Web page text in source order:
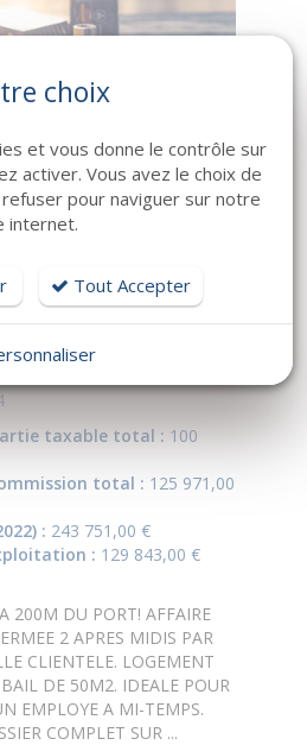
littorale
taxable total : 100
total : 125 971,00
: 243 751,00 €
: 129 843,00 €
200M DU PORT! AFFAIRE
2 APRES MIDIS PAR
CLIENTELE. LOGEMENT
DE 50M2. IDEALE POUR
EMPLOYE A MI-TEMPS.
COMPLET SUR ...
choix
et vous donne le contrôle sur
activer. Vous avez le choix de
pour naviguer sur notre
internet.
Tout Accepter